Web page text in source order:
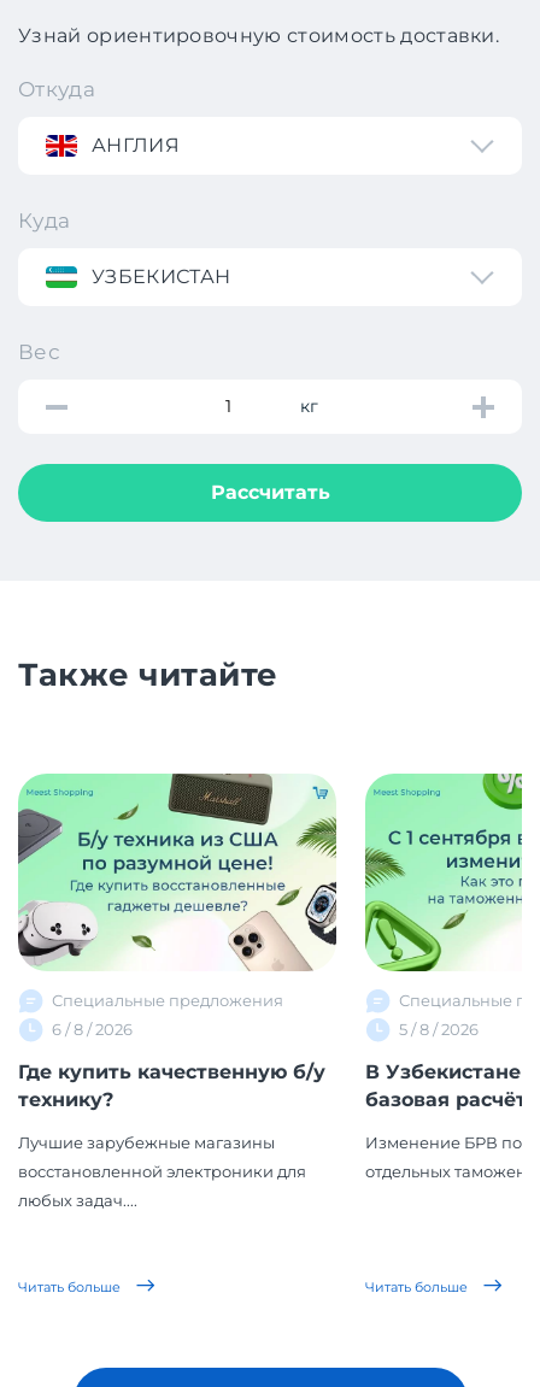
Узнай ориентировочную стоимость доставки.
Откуда
АНГЛИЯ
Куда
УЗБЕКИСТАН
Вес
кг
Рассчитать
Также читайте
Специальные предложения
6 / 8 / 2026
Где купить качественную б/у
технику?
Лучшие зарубежные магазины
восстановленной электроники для
любых задач....
Читать больше
Специальные
5 / 8 / 2026
В Узбекистане
базовая
Изменение БРВ
отдельных
Читать больше